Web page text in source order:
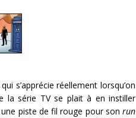
s’apprécie réellement lorsqu’on
la série TV se plait à en instiller
piste de fil rouge pour sonrun